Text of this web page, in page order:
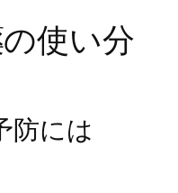
使い分
防には